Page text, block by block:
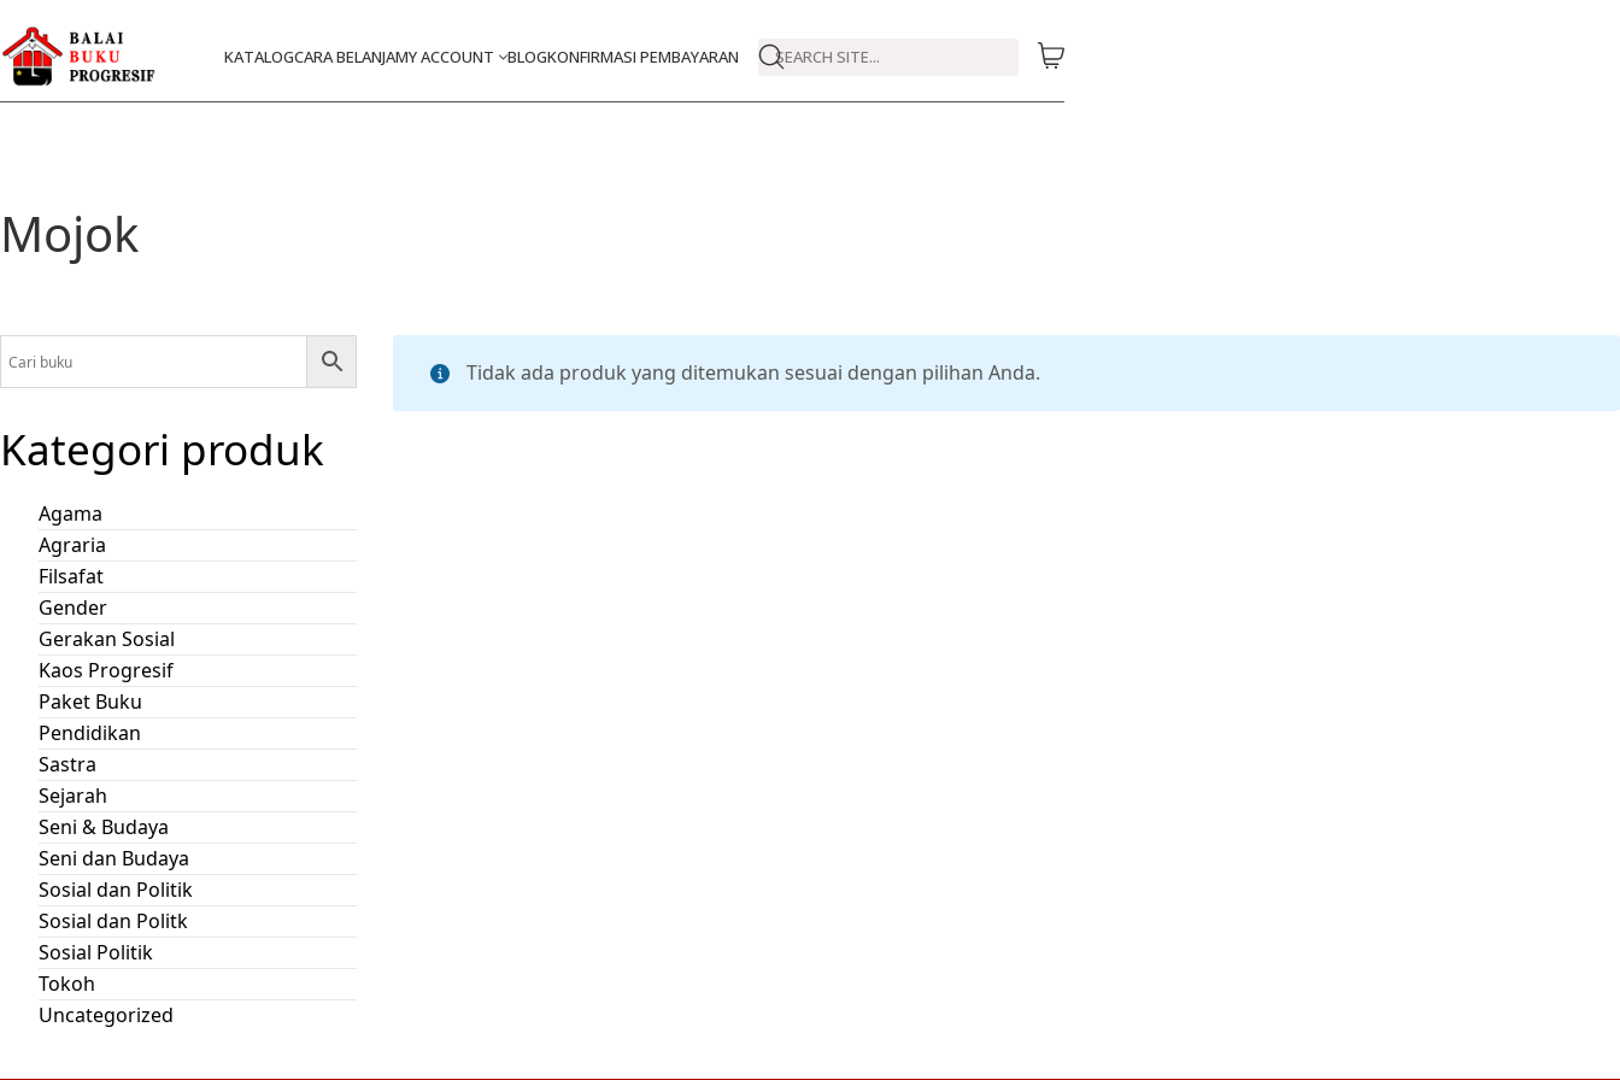
KATALOGCARA BELANJAMY ACCOUNT BLOGKONFIRMASI PEMBAYARAN SEARCH SITE...
Mojok
Tidak ada produk yang ditemukan sesuai dengan pilihan Anda.
Kategori produk
Agama
Agraria
Filsafat
Gender
Gerakan Sosial
Kaos Progresif
Paket Buku
Pendidikan
Sastra
Sejarah
Seni & Budaya
Seni dan Budaya
Sosial dan Politik
Sosial dan Politk
Sosial Politik
Tokoh
Uncategorized